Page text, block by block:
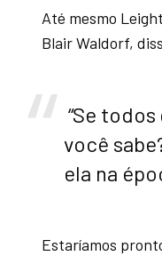
Até mesmo
Blair Waldorf,
“Se
você
ela na
Estaríamos